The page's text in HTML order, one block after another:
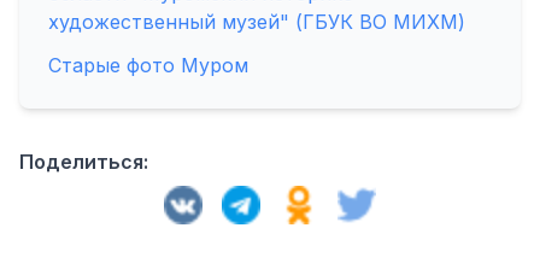
художественный музей" (ГБУК ВО МИХМ)
Старые фото Муром
Поделиться: